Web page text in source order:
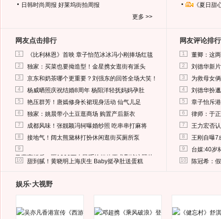
日韩时尚周报 好莱坞街拍周报
更多 >>
《夏日
网友点击排行
1 《比利林恩》首映 章子怡范冰冰冯小刚捧场红毯
2 独家：买菜也要拗造型！金星携女逛街有派头
3 京东和奶茶哪个更重要？刘强东的回答全场大笑！
4 杨威晒照庆祝结婚8周年 杨阳洋轻抚妈妈孕肚
5 艳压群芳！唐嫣修身长裙现身活动 仙气儿足
6 独家：姚晨带小土豆逛商场 购置产后新衣
7 成都风味！张靓颖冯轲曝婚纱照 吃串串打麻将
8 接地气！阔太熊黛林打扮休闲逛街买厕所泵
9
马蓉离婚后，砸1000万人民币给媒体要求删掉这照片
10 甜到腻！黄晓明上海庆生 Baby挺孕肚送蛋糕
网友评论排行
1 董卿：这
2 刘德华新
3 为救母女
4 刘德华扮
5 章子怡斥
6 律师：于
7 王力宏否
8 王刚自曝7
9 台媒:40岁
10 陈冠希：
娱乐·大视野